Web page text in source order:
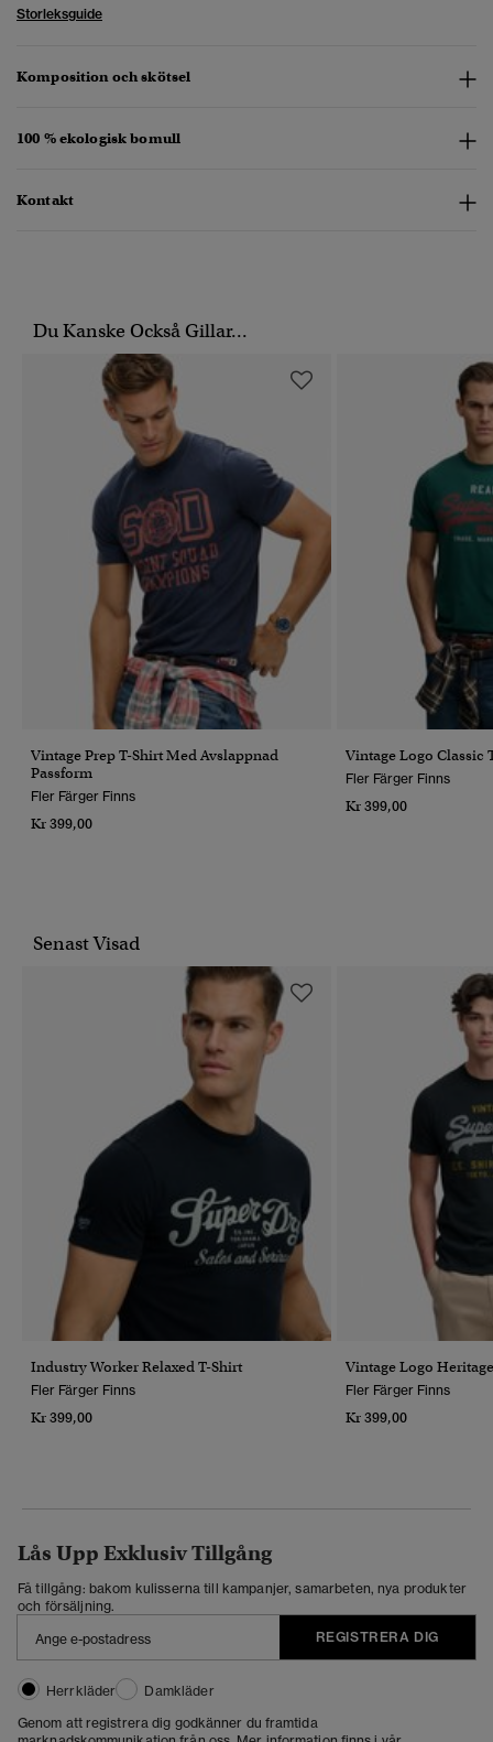
Storleksguide
Komposition och skötsel
100 % ekologisk bomull
Kontakt
Du Kanske Också Gillar...
Vintage Prep T-Shirt Med Avslappnad
Passform
Fler Färger Finns
Kr 399,00
Vintage Logo Classic
Fler Färger Finns
Kr 399,00
Senast Visad
Industry Worker Relaxed T-Shirt
Fler Färger Finns
Kr 399,00
Vintage Logo
Fler Färger Finns
Kr 399,00
Lås Upp Exklusiv Tillgång
Få tillgång: bakom kulisserna till kampanjer, samarbeten, nya produkter
och försäljning.
REGISTRERA DIG
Herrkläder
Damkläder
Genom att registrera dig godkänner du framtida